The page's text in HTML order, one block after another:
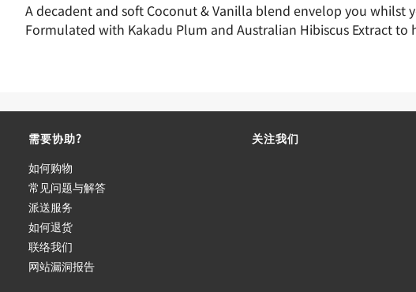
A decadent and soft Coconut & Vanilla blend envelop you whilst
Formulated with Kakadu Plum and Australian Hibiscus Extract
需要协助?
如何购物
常见问题与解答
派送服务
如何退货
联络我们
网站漏洞报告
关注我们